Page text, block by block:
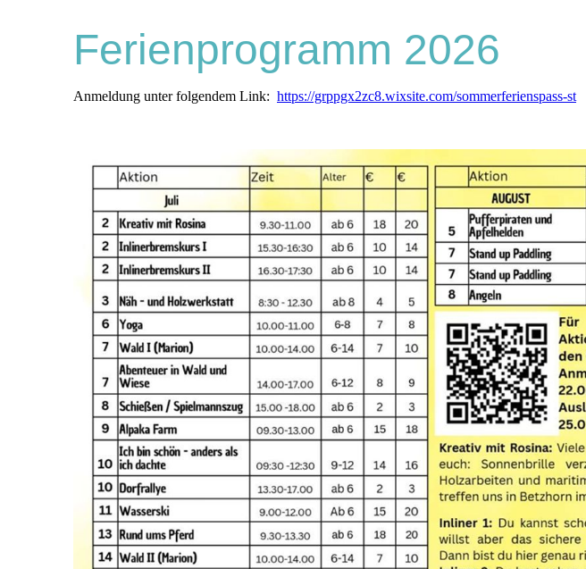
Ferienprogramm 2026
Anmeldung unter folgendem Link: https://grppgx2zc8.wixsite.com/sommerferienspass-st